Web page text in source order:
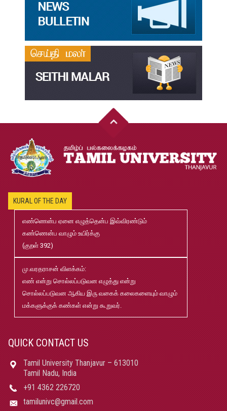
Jul
31
தமிழ்க்கலை – தமிழியல் காலாண்டு ஆய்விதழ் – 2023
Jul தமிழ்க்கலை – தமிழியல் காலாண்டு ஆய்விதழ் – 2022
இளங்கலை முதுகலை தேர்வு முடிவுகள் 2026
Jul
20
முதுநிலை-பட்டயம்-தேர்வு-முடிவுகள்-மே2026
Jul
20
முனைவர்பட்டப்-பயிற்சிப்-பணித்-தேர்வு-முடிவுகள்-மே2026
Jun
02
2026-2027 B.Ed., M.Ed., Application
Jun
02
B.Ed and M.Ed Admission Prospectus 2026-27
May
22
மரங்கள் ஏலம் விடுதல்
May
15
Robert-Caldwell-Chair-Fellowship-Temporary-Basis
May
08
தமிழ்ப் பல்கலைக்கழகம்-2026-27 சேர்க்கை விவரக் கையேடு
Jan பதிப்புத்துறை வெளியீடுகள் 2025 pdf
KURAL OF THE DAY
எண்ணென்ப ஏனை எழுத்தென்ப இவ்விரண்டும்
கண்ணென்ப வாழும் உயிர்க்கு
(குறள் 392)
மு.வரதராசன் விளக்கம்:
எண் என்று சொல்லப்படுவன எழுத்து என்று
சொல்லப்படுவன ஆகிய இரு வகைக் கலைகளையும் வாழும்
மக்களுக்குக் கண்கள் என்று கூறுவர்.
QUICK CONTACT US
Tamil University Thanjavur – 613010
Tamil Nadu, India
+91 4362 226720
tamilunivc@gmail.com